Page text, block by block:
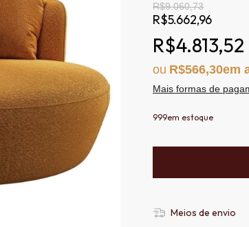
R$9.060,73
R$5.662,96
R$4.813,52
R$566,30
Mais formas de
999em estoque
Meios de envio